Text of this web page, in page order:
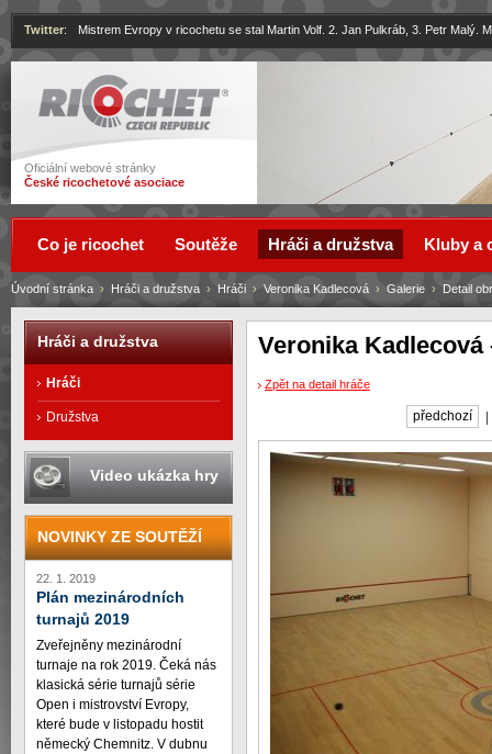
Ricochet
Oficiální webové stránky
České ricochetové asociace
Twitter: Mistrem Evropy v ricochetu se stal Martin Volf. 2. Jan Pulkráb, 3. Petr Malý.
Veronika
Zpět na detail hráče
předchozí
Úvodní stránka › Hráči a družstva › Hráči › Veronika Kadlecová › Galerie › Detail
Co je ricochet Soutěže Hráči a družstva Kluby a
Hráči a družstva
Hráči
Družstva
Video ukázka hry
NOVINKY ZE SOUTĚŽÍ
22. 1. 2019
Plán mezinárodních
turnajů 2019
Zveřejněny mezinárodní
turnaje na rok 2019. Čeká nás
klasická série turnajů série
Open i mistrovství Evropy,
které bude v listopadu hostit
německý Chemnitz. V dubnu